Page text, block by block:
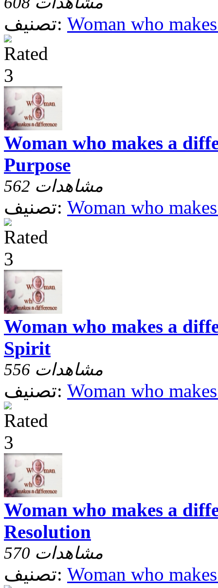
تصنيف: Woman who
Woman who makes a
Purpose
562 مشاهدات
تصنيف: Woman who
Woman who makes a
Spirit
556 مشاهدات
تصنيف: Woman who
Woman who makes a
Resolution
570 مشاهدات
تصنيف: Woman who